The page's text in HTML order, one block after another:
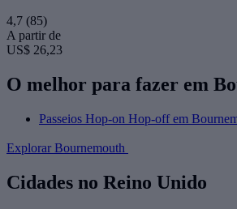
4,7 (85)
A partir de
US$ 26,23
O melhor para fazer em
Passeios Hop-on Hop-off em
Explorar Bournemouth
Cidades no Reino Unido